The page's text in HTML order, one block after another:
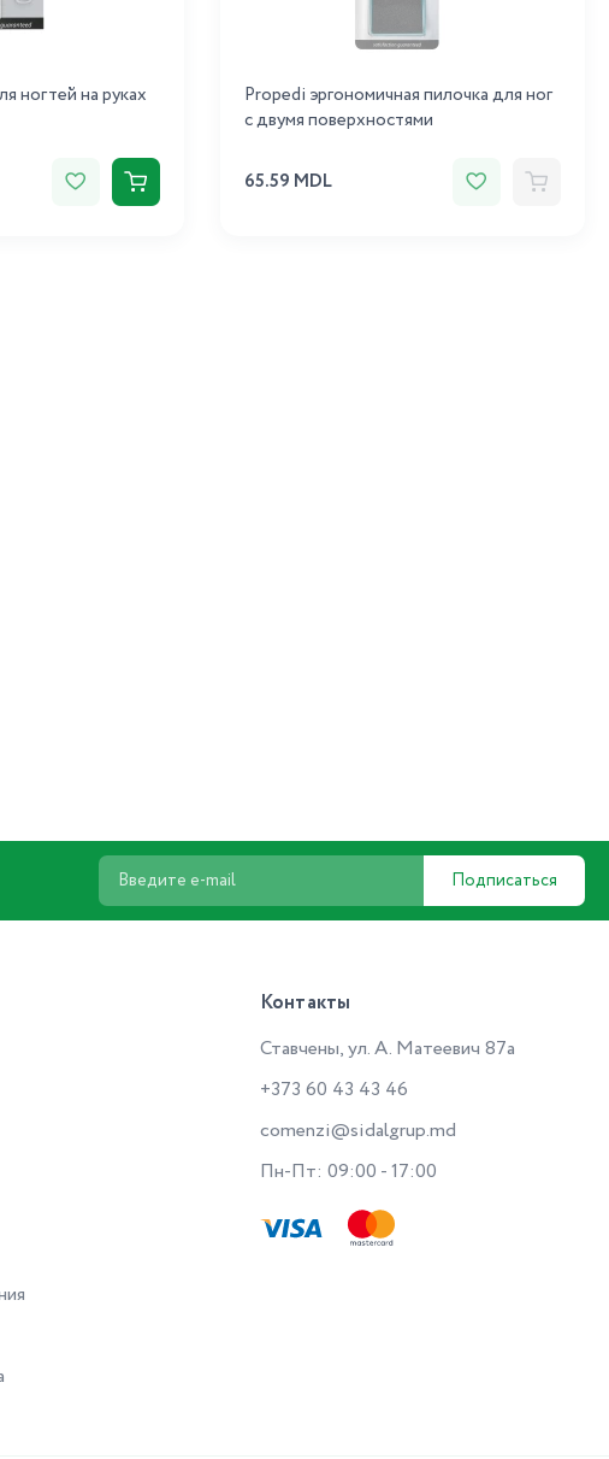
ногтей на руках
Propedi эргономичная пилочка для ног
с двумя поверхностями
65.59 MDL
Подписаться
Контакты
Ставчены, ул. А. Матеевич 87a
+373 60 43 43 46
comenzi@sidalgrup.md
Пн-Пт: 09:00 - 17:00